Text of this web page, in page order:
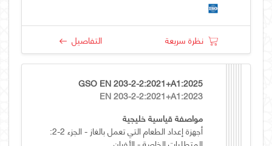
نظرة سريعة التفاصيل
GSO EN 203-2-2:2021+A1:2025
EN 203-2-2:2021+A1:2023
مواصفة قياسية خليجية
أجهزة إعداد الطعام التي تعمل بالغاز - الجزء 2-2: